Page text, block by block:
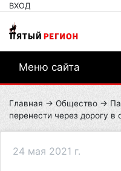
ВХОД
Меню сайта
Главная → Общество →
перенести через дорогу
24 мая 2021 г.